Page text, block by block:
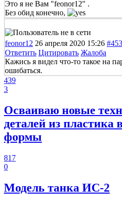
Это я не Вам "feonor12" .
Без обид конечно,
feonor12 26 апреля 2020 15:26
Ответить Цитировать Жалоба
Кажись я видел что-то такое на
ошибаться.
439
3
Осваиваю новые
деталей из пластика
формы
817
0
Модель танка ИС-2